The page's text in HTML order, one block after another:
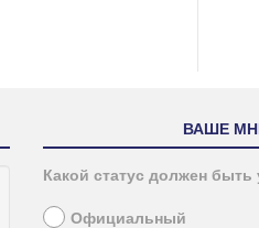
ВАШЕ
Какой статус должен быть
Официальный